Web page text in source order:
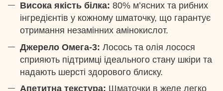
Висока якість білка: 80% м’ясних та рибних
інгредієнтів у кожному шматочку, що гарантує
отримання незамінних амінокислот.
Джерело Омега-3: Лосось та олія лосося
сприяють підтримці ідеального стану шкіри та
надають шерсті здорового блиску.
Апетитна текстура: Шматочки в желе легко